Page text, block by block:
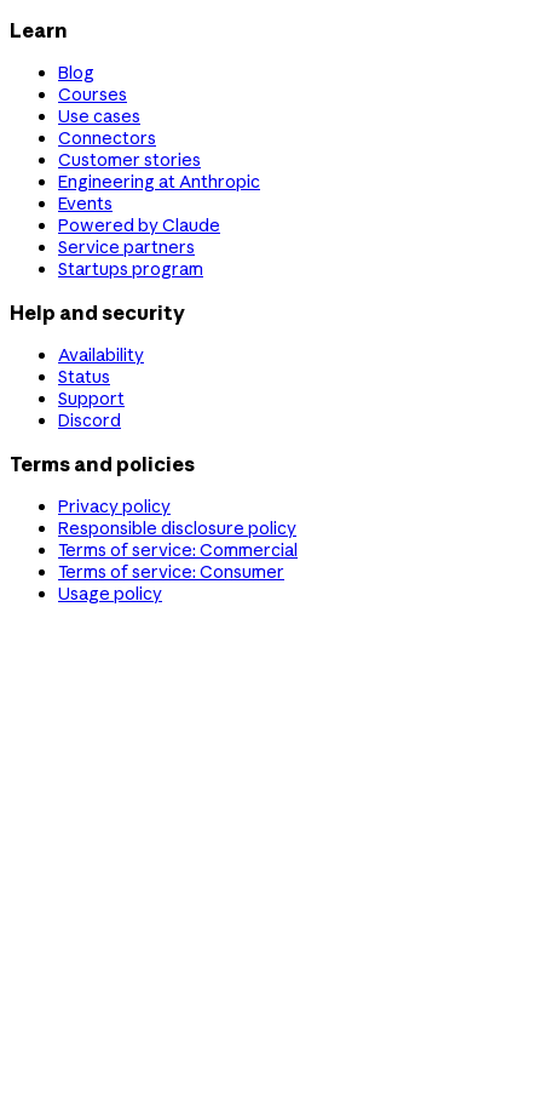
Learn
Blog
Courses
Use cases
Connectors
Customer stories
Engineering at Anthropic
Events
Powered by Claude
Service partners
Startups program
Help and security
Availability
Status
Support
Discord
Terms and policies
Privacy policy
Responsible disclosure policy
Terms of service: Commercial
Terms of service: Consumer
Usage policy